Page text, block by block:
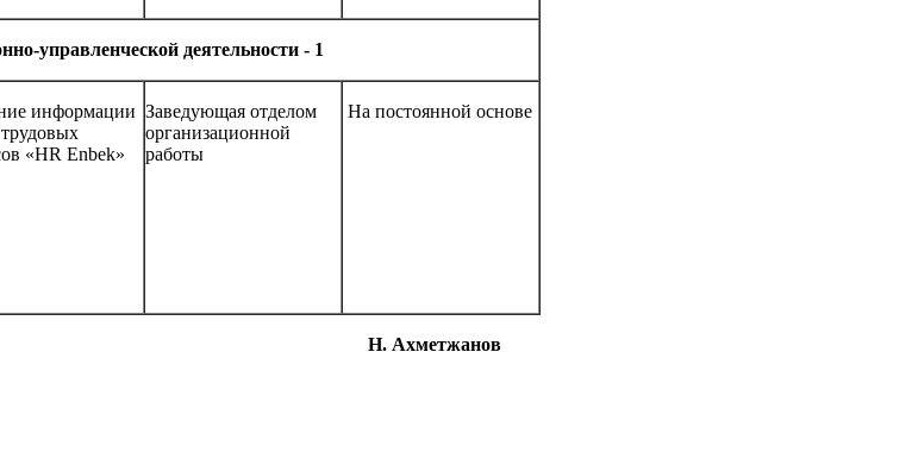
управленческой деятельности - 1
информации
«HR Enbek»
Заведующая отделом
организационной
работы
На постоянной основе